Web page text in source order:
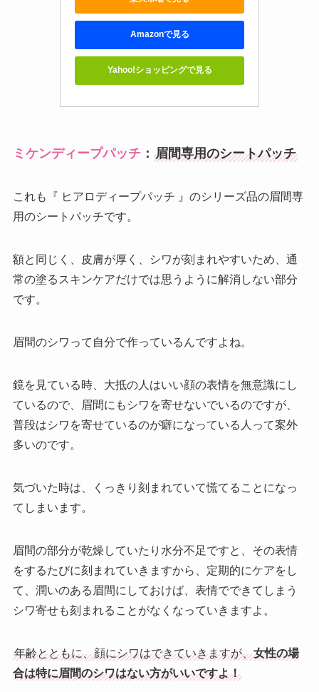
Amazonで見る
Yahoo!ショッピングで見る
ミケンディープパッチ： 眉間専用のシートパッチ
これも『 ヒアロディープパッチ 』のシリーズ品の眉間専
用のシートパッチです。
額と同じく、皮膚が厚く、シワが刻まれやすいため、通
常の塗るスキンケアだけでは思うように解消しない部分
です。
眉間のシワって自分で作っているんですよね。
鏡を見ている時、大抵の人はいい顔の表情を無意識にし
ているので、眉間にもシワを寄せないでいるのですが、
普段はシワを寄せているのが癖になっている人って案外
多いのです。
気づいた時は、くっきり刻まれていて慌てることになっ
てしまいます。
眉間の部分が乾燥していたり水分不足ですと、その表情
をするたびに刻まれていきますから、定期的にケアをし
て、潤いのある眉間にしておけば、表情でできてしまう
シワ寄せも刻まれることがなくなっていきますよ。
年齢とともに、顔にシワはできていきますが、女性の場
合は特に眉間のシワはない方がいいですよ！